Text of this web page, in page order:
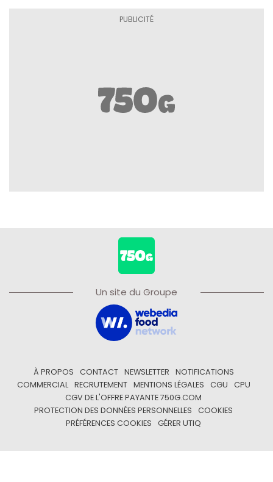
Un site du Groupe
À PROPOS CONTACT NEWSLETTER
NOTIFICATIONS
COMMERCIAL
RECRUTEMENT MENTIONS LÉGALES CGU
CPU
CGV DE L'OFFRE PAYANTE 750G.COM
PROTECTION DES DONNÉES PERSONNELLES
COOKIES
PRÉFÉRENCES COOKIES
GÉRER UTIQ